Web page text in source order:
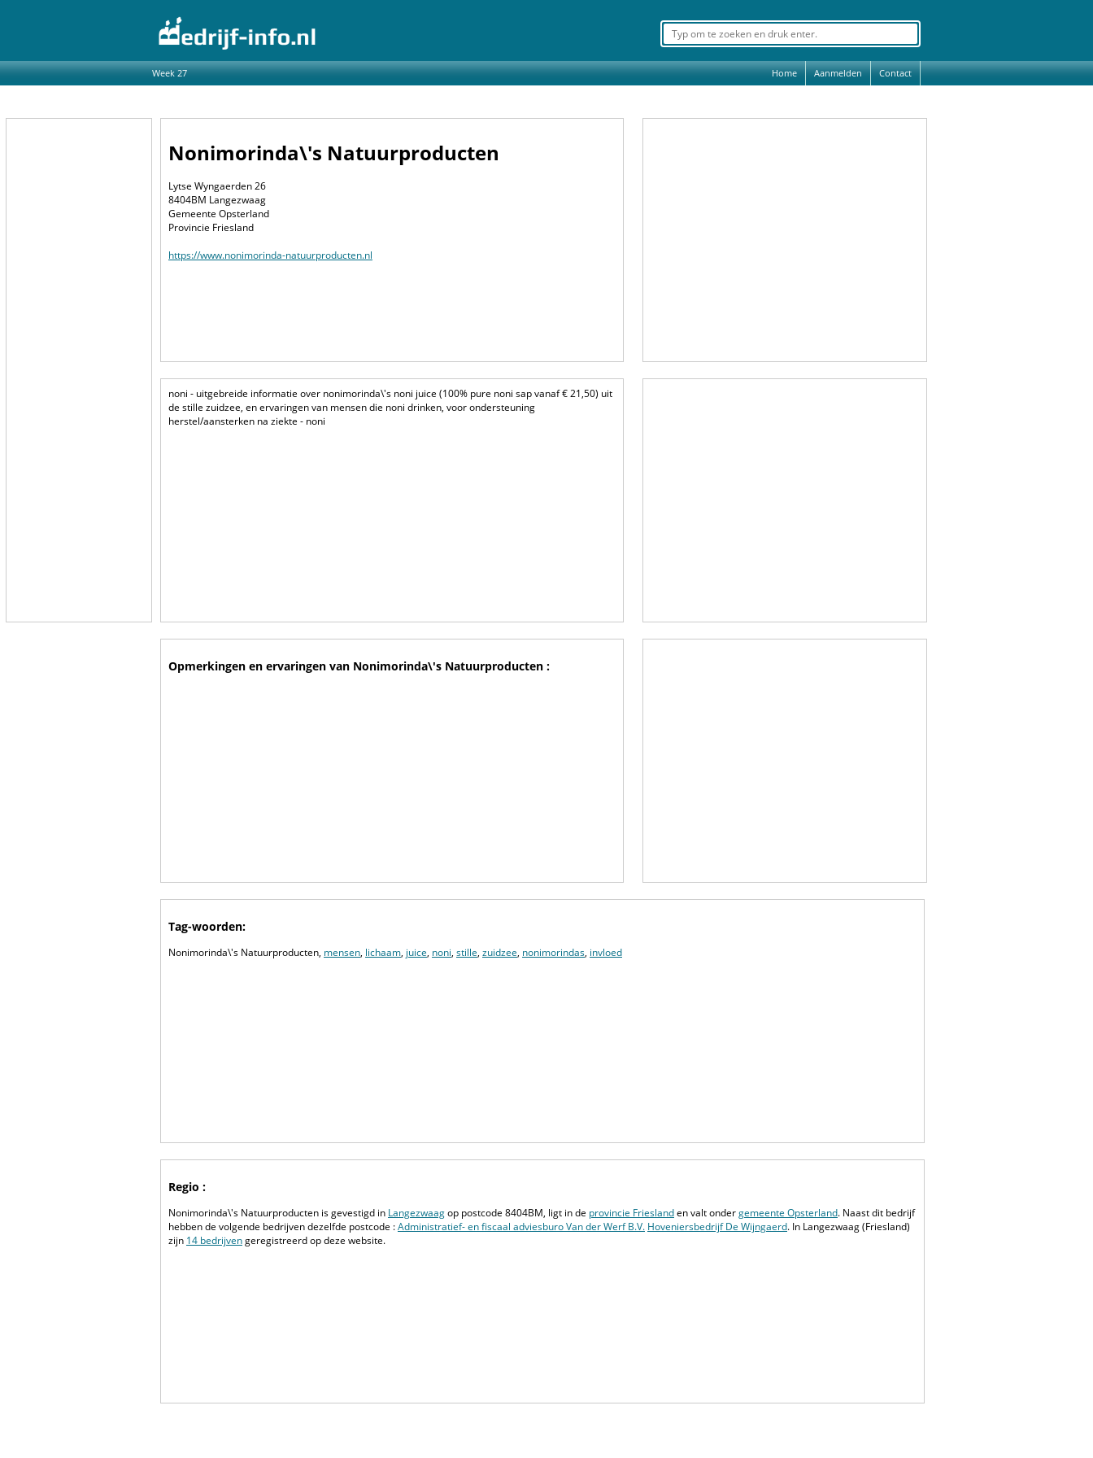
Week 27 Home Aanmelden Contact
Nonimorinda\'s Natuurproducten
Lytse Wyngaerden 26
8404BM Langezwaag
Gemeente Opsterland
Provincie Friesland
https://www.nonimorinda-natuurproducten.nl
noni - uitgebreide informatie over nonimorinda\'s noni juice (100% pure noni sap vanaf € 21,50) uit
de stille zuidzee, en ervaringen van mensen die noni drinken, voor ondersteuning
herstel/aansterken na ziekte - noni
Opmerkingen en ervaringen van Nonimorinda\'s Natuurproducten :
Tag-woorden:
Nonimorinda\'s Natuurproducten, mensen, lichaam, juice, noni, stille, zuidzee, nonimorindas, invloed
Regio :
Nonimorinda\'s Natuurproducten is gevestigd in Langezwaagop postcode 8404BM, ligt in de provincie Frieslanden valt ondergemeente Opsterland. Naast dit bedrijf
hebben de volgende bedrijven dezelfde postcode :Administratief- en fiscaal adviesburo Van der Werf B.V. Hoveniersbedrijf De Wijngaerd. In Langezwaag (Friesland)
zijn 14 bedrijvengeregistreerd op deze website.